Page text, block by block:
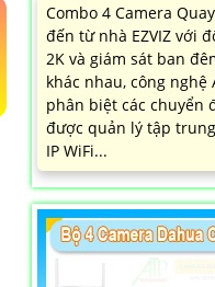
Combo 4 Camera
đến từ nhà EZVIZ với
2K và giám sát ban
khác nhau, công nghệ
phân biệt các chuyển
được quản lý tập
IP WiFi...